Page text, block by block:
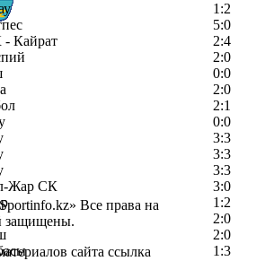
1:2
5:0
Кайрат
2:4
2:0
0:0
2:0
2:1
0:0
3:3
3:3
3:3
Жар СК
3:0
1:2
2:0
2:0
1:3
Все права на
защищены.
сайта ссылка